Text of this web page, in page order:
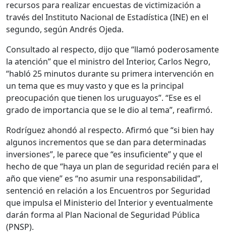
recursos para realizar encuestas de victimización a
través del Instituto Nacional de Estadística (INE) en el
segundo, según Andrés Ojeda.
Consultado al respecto, dijo que “llamó poderosamente
la atención” que el ministro del Interior, Carlos Negro,
“habló 25 minutos durante su primera intervención en
un tema que es muy vasto y que es la principal
preocupación que tienen los uruguayos”. “Ese es el
grado de importancia que se le dio al tema”, reafirmó.
Rodríguez ahondó al respecto. Afirmó que “si bien hay
algunos incrementos que se dan para determinadas
inversiones”, le parece que “es insuficiente” y que el
hecho de que “haya un plan de seguridad recién para el
año que viene” es “no asumir una responsabilidad”,
sentenció en relación a los Encuentros por Seguridad
que impulsa el Ministerio del Interior y eventualmente
darán forma al Plan Nacional de Seguridad Pública
(PNSP).